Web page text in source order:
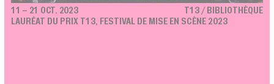
11 – 21 OCT. 2023
LAURÉAT DU PRIX T13, FESTIVAL DE MISE EN SCÈNE 2023
T13 / BIBLIOTHÈQUE